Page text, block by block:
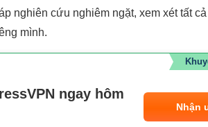
nghiên cứu nghiêm ngặt, xem xét tất
mình.
ngay hôm
Nhận